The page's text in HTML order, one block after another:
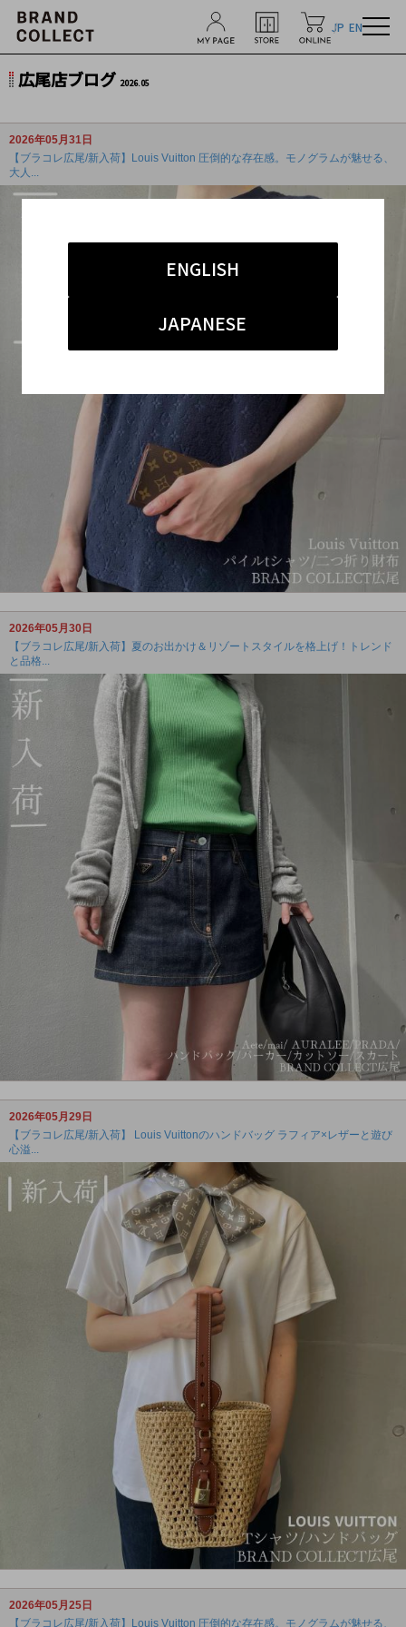
JP EN
ENGLISH
JAPANESE
広尾店ブログ 2026.05
2026年05月31日
【ブラコレ広尾/新入荷】Louis Vuitton 圧倒的な存在感。モノグラムが魅せる、
大人...
2026年05月30日
【ブラコレ広尾/新入荷】夏のお出かけ＆リゾートスタイルを格上げ！トレンド
と品格...
2026年05月29日
【ブラコレ広尾/新入荷】 Louis Vuittonのハンドバッグ ラフィア×レザーと遊び
心溢...
2026年05月25日
【ブラコレ広尾/新入荷】Louis Vuitton 圧倒的な存在感。モノグラムが魅せる、